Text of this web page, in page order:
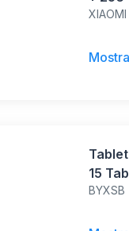
XIAOMI
(grigio
BYXSB
15